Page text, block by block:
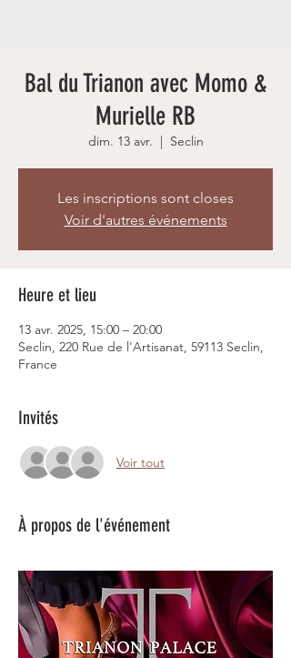
Bal du Trianon avec Momo &
Murielle RB
dim. 13 avr.
  |
Seclin
Les inscriptions sont closes
Voir d'autres événements
Heure et lieu
13 avr. 2025, 15:00 – 20:00
Seclin, 220 Rue de l'Artisanat, 59113 Seclin,
France
Invités
Voir tout
À propos de l'événement